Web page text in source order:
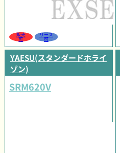
販売
可
リース
可
YAESU(スタンダードホライ
ゾン)
SRM620V